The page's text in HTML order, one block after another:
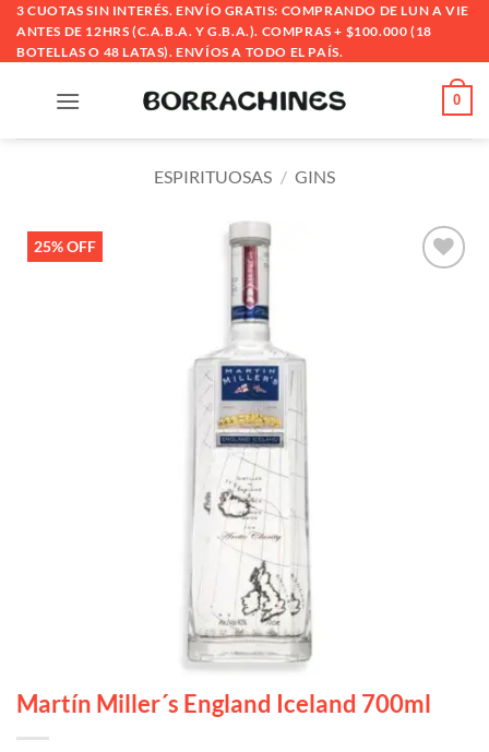
Saltar
contenido
3 CUOTAS SIN INTERÉS. ENVÍO GRATIS: COMPRANDO DE LUN A VIE
ANTES DE 12HRS (C.A.B.A. Y G.B.A.). COMPRAS + $100.000 (18
BOTELLAS O 48 LATAS). ENVÍOS A TODO EL PAÍS.
0
ESPIRITUOSAS / GINS
25% OFF
Martín Miller´s England Iceland 700ml